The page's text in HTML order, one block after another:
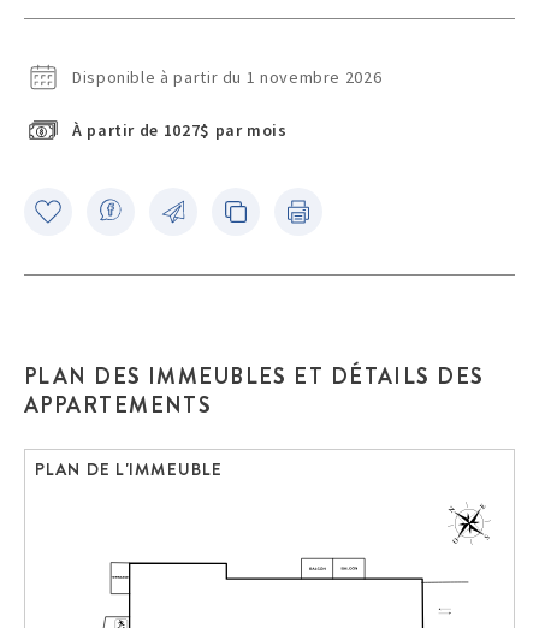
Disponible à partir du 1 novembre 2026
À partir de 1027$ par mois
PLAN DES IMMEUBLES ET DÉTAILS DES
APPARTEMENTS
PLAN DE L'IMMEUBLE